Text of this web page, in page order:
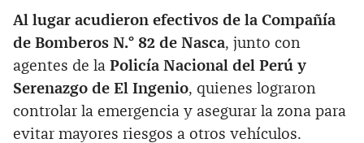
Al lugar acudieron efectivos de la Compañía
de Bomberos N.° 82 de Nasca, junto con
agentes de la Policía Nacional del Perú y
Serenazgo de El Ingenio, quienes lograron
controlar la emergencia y asegurar la zona para
evitar mayores riesgos a otros vehículos.